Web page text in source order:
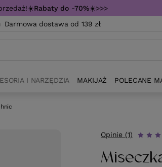
Rabaty do -70%☀️>>>
Darmowa dostawa od 139 zł
I NARZĘDZIA MAKIJAŻ POLECANE
Opinie (1)